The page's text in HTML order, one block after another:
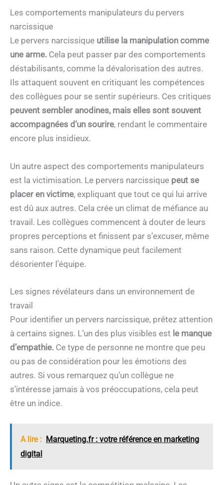
Les comportements manipulateurs du pervers
narcissique
Le pervers narcissique utilise la manipulation comme
une arme. Cela peut passer par des comportements
déstabilisants, comme la dévalorisation des autres.
Ils attaquent souvent en critiquant les compétences
des collègues pour se sentir supérieurs. Ces critiques
peuvent sembler anodines, mais elles sont souvent
accompagnées d’un sourire, rendant le commentaire
encore plus insidieux.
Un autre aspect des comportements manipulateurs
est la victimisation. Le pervers narcissique peut se
placer en victime, expliquant que tout ce qui lui arrive
est dû aux autres. Cela crée un climat de méfiance au
travail. Les collègues commencent à douter de leurs
propres perceptions et finissent par s’excuser, même
sans raison. Cette dynamique peut facilement
désorienter l’équipe.
Les signes révélateurs dans un environnement de
travail
Pour identifier un pervers narcissique, prêtez attention
à certains signes. L’un des plus visibles est le manque
d’empathie. Ce type de personne ne montre que peu
ou pas de considération pour les émotions des
autres. Si vous remarquez qu’un collègue ne
s’intéresse jamais à vos préoccupations, cela peut
être un indice.
A lire : Marqueting.fr : votre référence en marketing
digital